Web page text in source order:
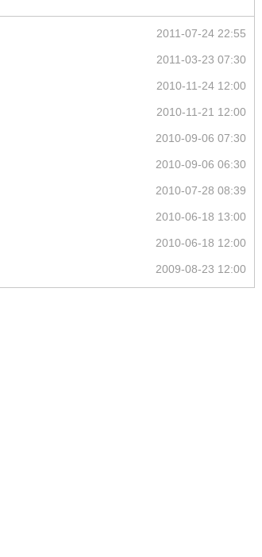
2011-07-24 22:55
2011-03-23 07:30
2010-11-24 12:00
2010-11-21 12:00
2010-09-06 07:30
2010-09-06 06:30
2010-07-28 08:39
2010-06-18 13:00
2010-06-18 12:00
2009-08-23 12:00